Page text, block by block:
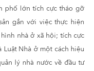
phố lớn tích cực tháo gỡ
gắn với việc thực hiện
nhà ở xã hội; tích cực
Luật Nhà ở một cách hiệu
lý nhà nước về đầu tư